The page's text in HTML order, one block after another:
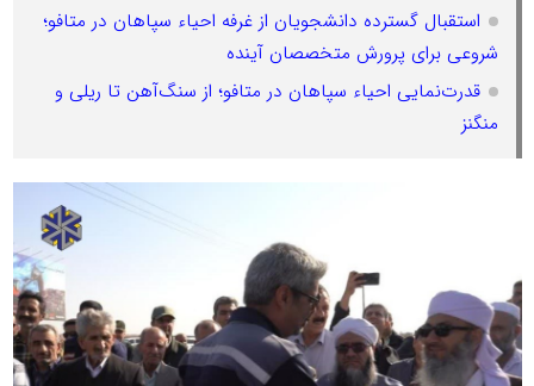
استقبال گسترده دانشجویان از غرفه احیاء سپاهان در متافو؛
شروعی برای پرورش متخصصان آینده
قدرت‌نمایی احیاء سپاهان در متافو؛ از سنگ‌آهن تا ریلی و
منگنز